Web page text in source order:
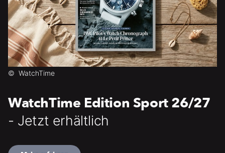
© WatchTime
WatchTime Edition Sport 26/27
- Jetzt erhältlich